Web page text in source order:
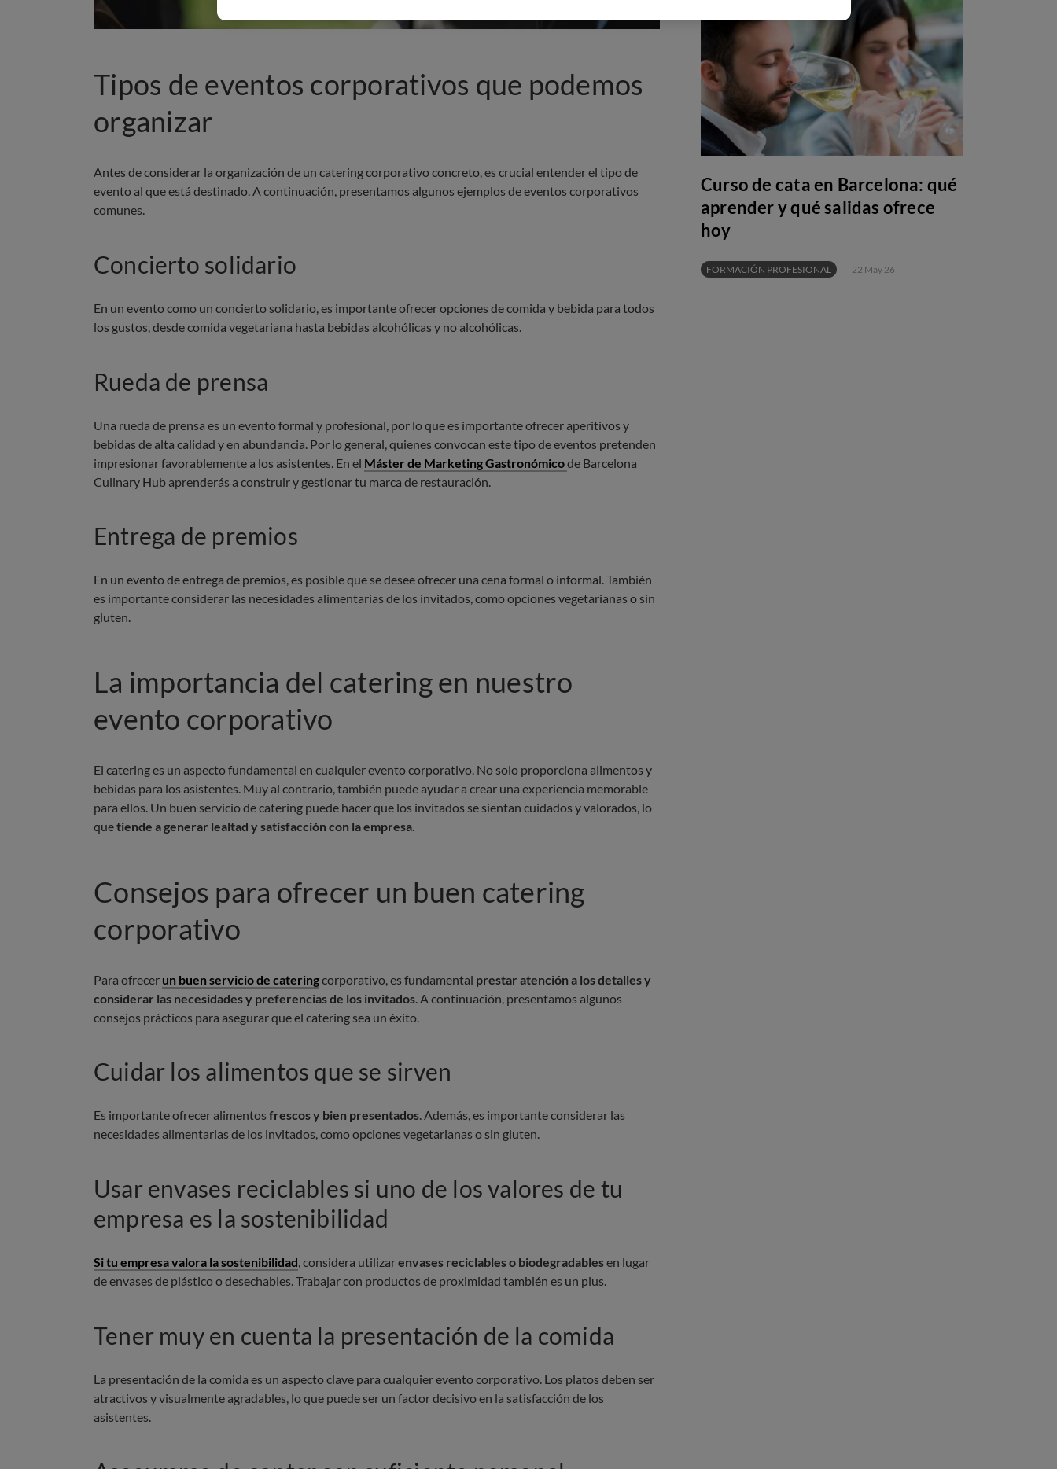
Tipos de eventos corporativos que podemos
organizar
Antes de considerar la organización de un catering corporativo concreto, es crucial entender el tipo de
evento al que está destinado. A continuación, presentamos algunos ejemplos de eventos corporativos
comunes.
Concierto solidario
En un evento como un concierto solidario, es importante ofrecer opciones de comida y bebida para todos
los gustos, desde comida vegetariana hasta bebidas alcohólicas y no alcohólicas.
Rueda de prensa
Una rueda de prensa es un evento formal y profesional, por lo que es importante ofrecer aperitivos y
bebidas de alta calidad y en abundancia. Por lo general, quienes convocan este tipo de eventos pretenden
impresionar favorablemente a los asistentes. En el Máster de Marketing Gastronómicode Barcelona
Culinary Hub aprenderás a construir y gestionar tu marca de restauración.
Entrega de premios
En un evento de entrega de premios, es posible que se desee ofrecer una cena formal o informal. También
es importante considerar las necesidades alimentarias de los invitados, como opciones vegetarianas o sin
gluten.
La importancia del catering en nuestro
evento corporativo
El catering es un aspecto fundamental en cualquier evento corporativo. No solo proporciona alimentos y
bebidas para los asistentes. Muy al contrario, también puede ayudar a crear una experiencia memorable
para ellos. Un buen servicio de catering puede hacer que los invitados se sientan cuidados y valorados, lo
quetiende a generar lealtad y satisfacción con la empresa.
Consejos para ofrecer un buen catering
corporativo
Para ofrecer un buen servicio de cateringcorporativo, es fundamental prestar atención a los detalles y
considerar las necesidades y preferencias de los invitados . A continuación, presentamos algunos
consejos prácticos para asegurar que el catering sea un éxito.
Cuidar los alimentos que se sirven
Es importante ofrecer alimentos frescos y bien presentados. Además, es importante considerar las
necesidades alimentarias de los invitados, como opciones vegetarianas o sin gluten.
Usar envases reciclables si uno de los valores de tu
empresa es la sostenibilidad
Si tu empresa valora la sostenibilidad, considera utilizarenvases reciclables o biodegradablesen lugar
de envases de plástico o desechables. Trabajar con productos de proximidad también es un plus.
Tener muy en cuenta la presentación de la comida
La presentación de la comida es un aspecto clave para cualquier evento corporativo. Los platos deben ser
atractivos y visualmente agradables, lo que puede ser un factor decisivo en la satisfacción de los
asistentes.
Curso de cata en Barcelona: qué
aprender y qué salidas ofrece
hoy
FORMACIÓN PROFESIONAL 22 May 26